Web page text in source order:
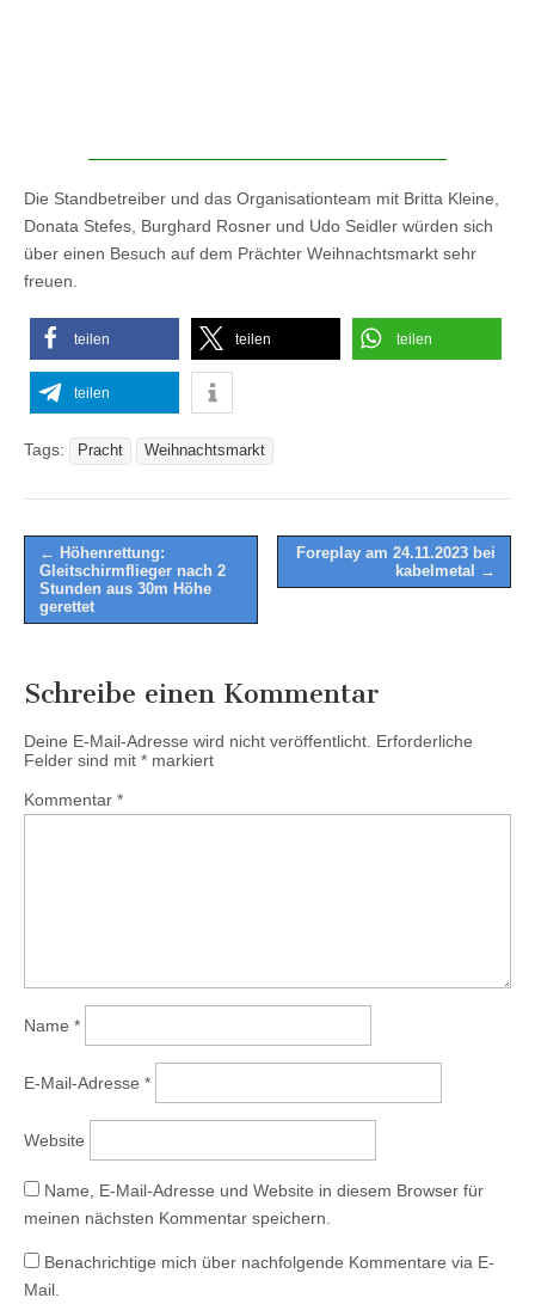
Die Standbetreiber und das Organisationteam mit Britta Kleine,
Donata Stefes, Burghard Rosner und Udo Seidler würden sich
über einen Besuch auf dem Prächter Weihnachtsmarkt sehr
freuen.
teilen teilen teilen
teilen
Tags: Pracht Weihnachtsmarkt
Post
navigation
← Höhenrettung:
Gleitschirmflieger nach 2
Stunden aus 30m Höhe
gerettet
Foreplay am 24.11.2023 bei
kabelmetal →
Schreibe einen Kommentar
Deine E-Mail-Adresse wird nicht veröffentlicht. Erforderliche
Felder sind mit * markiert
Kommentar *
Name *
E-Mail-Adresse *
Website
Name, E-Mail-Adresse und Website in diesem Browser für
meinen nächsten Kommentar speichern.
Benachrichtige mich über nachfolgende Kommentare via E-
Mail.